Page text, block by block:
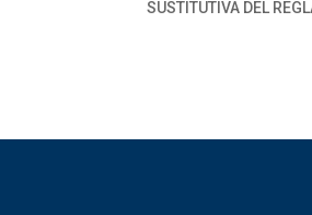
SUSTITUTIVA DEL